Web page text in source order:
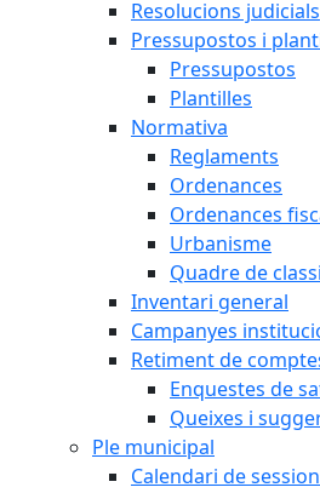
Resolucions judicials
Pressupostos i
Pressupostos
Plantilles
Normativa
Reglaments
Ordenances
Ordenances
Urbanisme
Quadre de
Inventari general
Campanyes
Retiment de
Enquestes de
Queixes i
Ple municipal
Calendari de